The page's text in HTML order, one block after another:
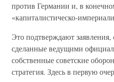
против Германии и, в
«капиталистическо-
Это подтверждают
сделанные ведущими
собственные советские
стратегия. Здесь в первую